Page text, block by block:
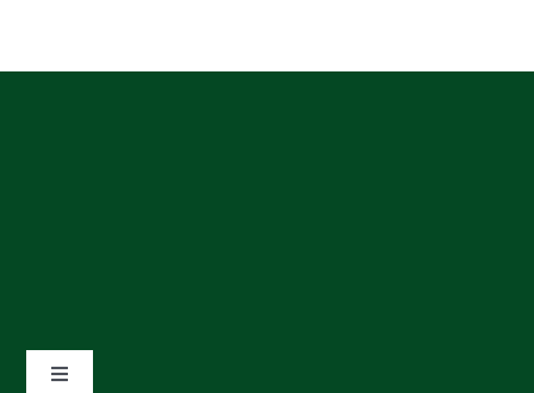
Toggle